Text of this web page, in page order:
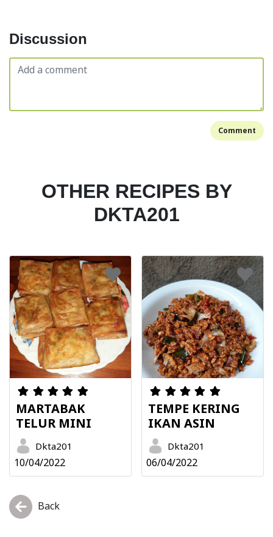
Discussion
Comment
OTHER RECIPES BY
DKTA201
MARTABAK
TELUR MINI
Dkta201
10/04/2022
TEMPE KERING
IKAN ASIN
Dkta201
06/04/2022
Back